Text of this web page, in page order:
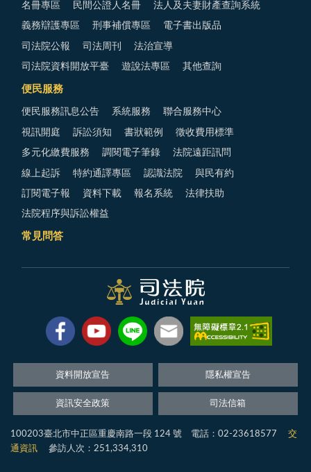
名冊專區 民間公證人名冊 法人及夫妻財產查詢系統
義務辯護專區 刑事補償專區 電子書出版品
司法院公報 司法周刊 法治宣導
司法院資料開放平臺 遊說法專區 其他查詢
便民服務
便民服務訊息公告 系統服務 聯合服務中心
視訊開庭 訴訟須知 書狀範例 徵收費用標準
多元化繳費服務 調閱電子筆錄 法院遠距訊問
線上起訴 特約通譯專區 認識法院 與民有約
訂閱電子報 資料下載 報名系統 法律扶助
法院程序與訴訟權益
常見問答
資料開放宣告 隱私權宣告
資訊安全政策 司法信箱
100203臺北市中正區重慶南路一段 124 號 電話：02-23618577
交
通資訊
參訪人次：251,334,310